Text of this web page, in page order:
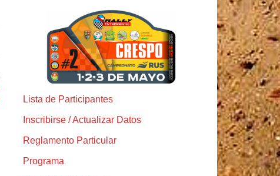
Lista de Participantes
Inscribirse / Actualizar Datos
Reglamento Particular
Programa